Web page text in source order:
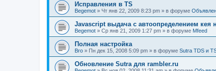
Исправления в TS
Begemot » Чт янв 22, 2009 8:23 pm » в форуме
Javascript выдача с автоопределением кея
Begemot » Ср янв 21, 2009 1:27 pm » в форуме Mfeed
Полная настройка
Bro » Пн дек 15, 2008 5:09 pm » в форуме Sutra TDS и
Обновление Sutra для rambler.ru